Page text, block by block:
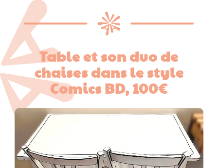
Table et son duo de
chaises dans le style
Comics BD, 100€